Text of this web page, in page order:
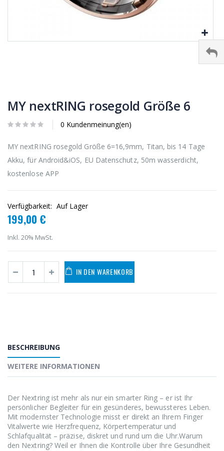
MY nextRING rosegold Größe 6
0 Kundenmeinung(en)
MY nextRING rosegold Größe 6=16,9mm, Titan, bis 14 Tage
Akku, für Android&iOS, EU Datenschutz, 50m wasserdicht,
kostenlose APP
Verfügbarkeit: Auf Lager
199,00 €
Inkl. 20% MwSt.
IN DEN WARENKORB
BESCHREIBUNG
WEITERE INFORMATIONEN
Der Nextring ist mehr als nur ein smarter Ring – er ist Ihr
persönlicher Begleiter für ein gesünderes, bewussteres Leben.
Mit modernster Technologie misst er direkt an Ihrem Finger
Vitalwerte wie Herzfrequenz, Körpertemperatur und
Schlafqualität – präzise, diskret und rund um die Uhr.Warum
den Nextring? Weil er Ihnen die Kontrolle über Ihre Gesundheit